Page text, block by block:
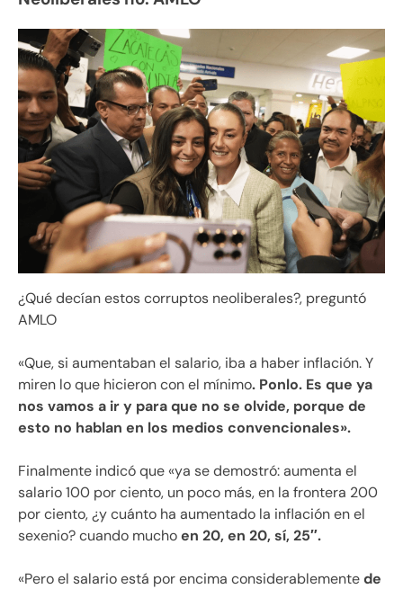
¿Qué decían estos corruptos neoliberales?, preguntó
AMLO
«Que, si aumentaban el salario, iba a haber inflación. Y
miren lo que hicieron con el mínimo. Ponlo. Es que ya
nos vamos a ir y para que no se olvide, porque de
esto no hablan en los medios convencionales».
Finalmente indicó que «ya se demostró: aumenta el
salario 100 por ciento, un poco más, en la frontera 200
por ciento, ¿y cuánto ha aumentado la inflación en el
sexenio? cuando muchoen 20, en 20, sí, 25″.
«Pero el salario está por encima considerablementede